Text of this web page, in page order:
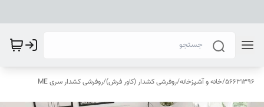
56631396
/خانه و آشپزخانه/روفرشی کشدار (کاور فرش)/روفرشی کشدار سری ME